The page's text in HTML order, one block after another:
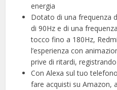
energia
Dotato di una frequenza
di 90Hz e di una
tocco fino a 180Hz,
l’esperienza con
prive di ritardi,
Con Alexa sul tuo
fare acquisti su Amazon,